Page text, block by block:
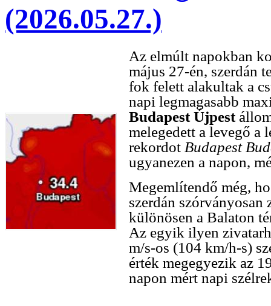
(2026.05.27.)
Az elmúlt napokban
május 27-én, szerdán
fok felett alakultak a
napi legmagasabb
Budapest Újpest
melegedett a levegő a
rekordot Budapest
ugyanezen a napon,
Megemlítendő még,
szerdán
különösen a Balaton
Az egyik ilyen
m/s-os (104 km/h-s)
érték megegyezik az
napon mért napi